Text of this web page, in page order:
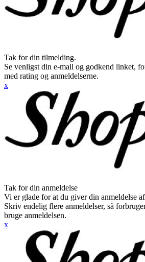
Tak for din tilmelding.
Se venligst din e-mail og godkend linket,
med rating og anmeldelserne.
x
Tak for din anmeldelse
Vi er glade for at du giver din anmeldelse
Skriv endelig flere anmeldelser, så
bruge anmeldelsen.
x